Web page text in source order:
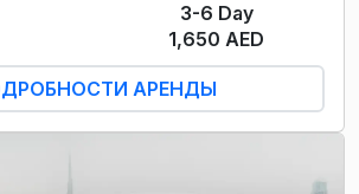
3-6 Day
1,650 AED
АРЕНДЫ